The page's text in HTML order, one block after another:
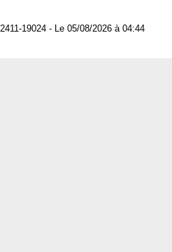
19024 - Le 05/08/2026 à 04:44